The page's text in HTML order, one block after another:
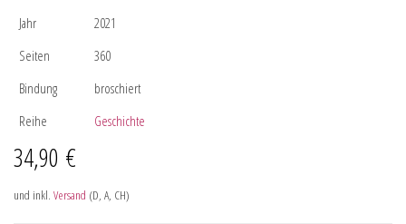
Jahr
2021
Seiten
360
Bindung
broschiert
Reihe
Geschichte
34,90 €
und inkl. Versand (D, A, CH)